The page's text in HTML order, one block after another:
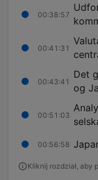
00:38:57
00:41:31
00:43:41
Det
og
00:51:03
00:56:58
Kliknij rozdział, aby